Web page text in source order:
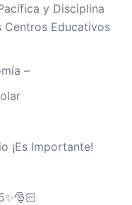
y Disciplina
Centros Educativos
–
¡Es Importante!